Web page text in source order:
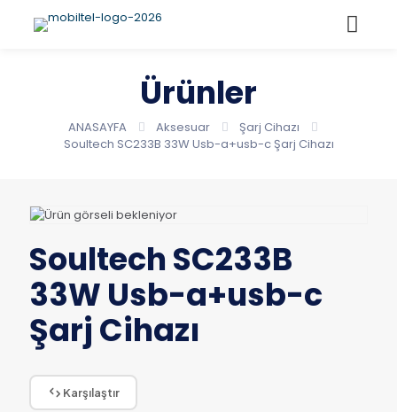
Ürünler
ANASAYFA Aksesuar
Şarj Cihazı
Soultech SC233B 33W Usb-a+usb-c Şarj Cihazı
Soultech SC233B
33W Usb-a+usb-c
Şarj Cihazı
Karşılaştır